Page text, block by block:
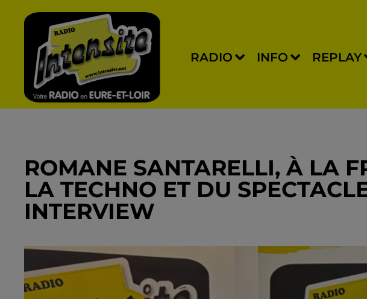
RADIO INFO REPLAY
ROMANE SANTARELLI, À LA
LA TECHNO ET DU
INTERVIEW